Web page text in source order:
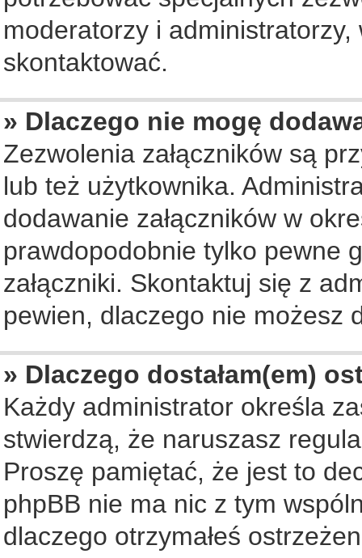
moderatorzy i
skontaktować.
» Dlaczego nie mogę
Zezwolenia załączników są
lub też użytkownika.
dodawanie załączników w
prawdopodobnie tylko pewne
załączniki. Skontaktuj się z
pewien, dlaczego nie możesz
» Dlaczego dostałam(em)
Każdy administrator określa
stwierdzą, że naruszasz
Proszę pamiętać, że jest to
phpBB nie ma nic z tym
dlaczego otrzymałeś